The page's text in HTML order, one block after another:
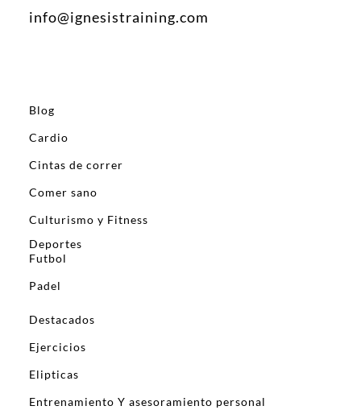
info@ignesistraining.com
Blog
Cardio
Cintas de correr
Comer sano
Culturismo y Fitness
Deportes
Futbol
Padel
Destacados
Ejercicios
Elipticas
Entrenamiento Y asesoramiento personal